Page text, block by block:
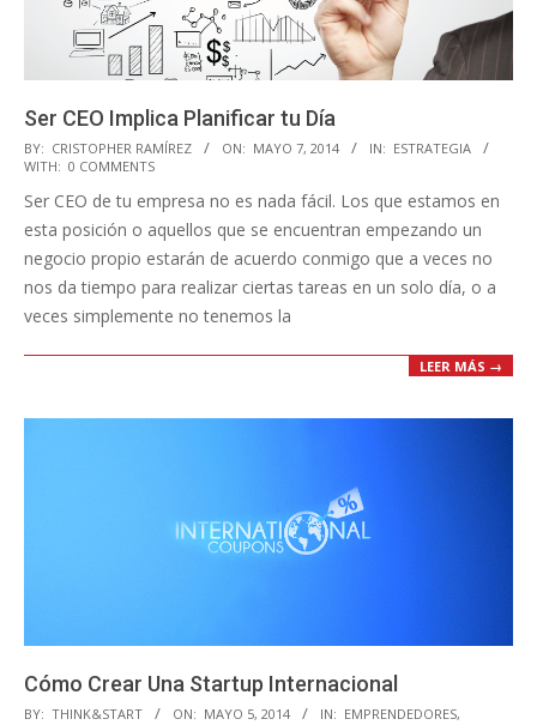
Ser CEO Implica Planificar tu Día
2014-
05-
07
BY: CRISTOPHER RAMÍREZ ON: MAYO 7, 2014 IN: ESTRATEGIA
WITH: 0 COMMENTS
Ser CEO de tu empresa no es nada fácil. Los que estamos en
esta posición o aquellos que se encuentran empezando un
negocio propio estarán de acuerdo conmigo que a veces no
nos da tiempo para realizar ciertas tareas en un solo día, o a
veces simplemente no tenemos la
LEER MÁS →
Cómo Crear Una Startup Internacional
2014-
BY: THINK&START ON: MAYO 5, 2014 IN: EMPRENDEDORES,